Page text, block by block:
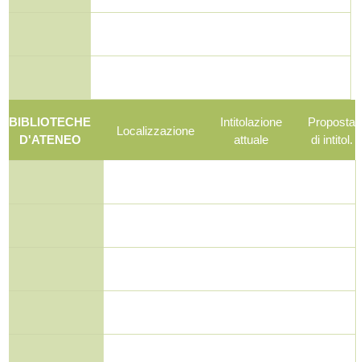
BIBLIOTECHE
D'ATENEO
Localizzazione
Intitolazione
attuale
Proposta
di intitol.